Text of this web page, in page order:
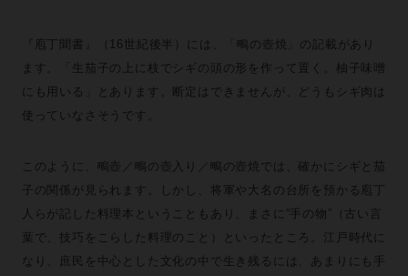
『庖丁聞書』（16世紀後半）には、「鴫の壺焼」の記載があり
ます。「生茄子の上に枝でシギの頭の形を作って置く。柚子味噌
にも用いる」とあります。断定はできませんが、どうもシギ肉は
使っていなさそうです。
このように、鴫壺／鴫の壺入り／鴫の壺焼では、確かにシギと茄
子の関係が見られます。しかし、将軍や大名の台所を預かる庖丁
人らが記した料理本ということもあり、まさに“手の物”（古い言
葉で、技巧をこらした料理のこと）といったところ。江戸時代に
なり、庶民を中心とした文化の中で生き残るには、あまりにも手